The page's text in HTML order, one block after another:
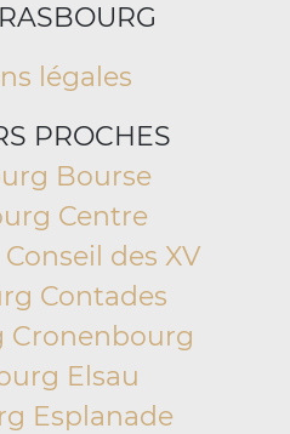
légales
PROCHES
Bourse
Centre
des XV
Contades
Cronenbourg
Elsau
Esplanade